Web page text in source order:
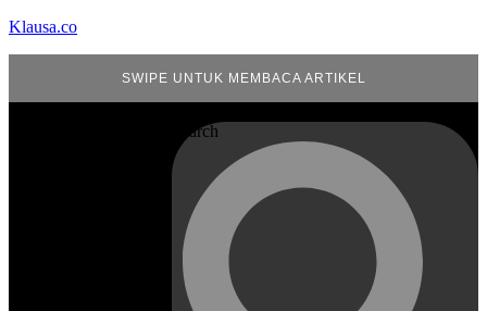
Klausa.co
SWIPE UNTUK MEMBACA ARTIKEL
Search